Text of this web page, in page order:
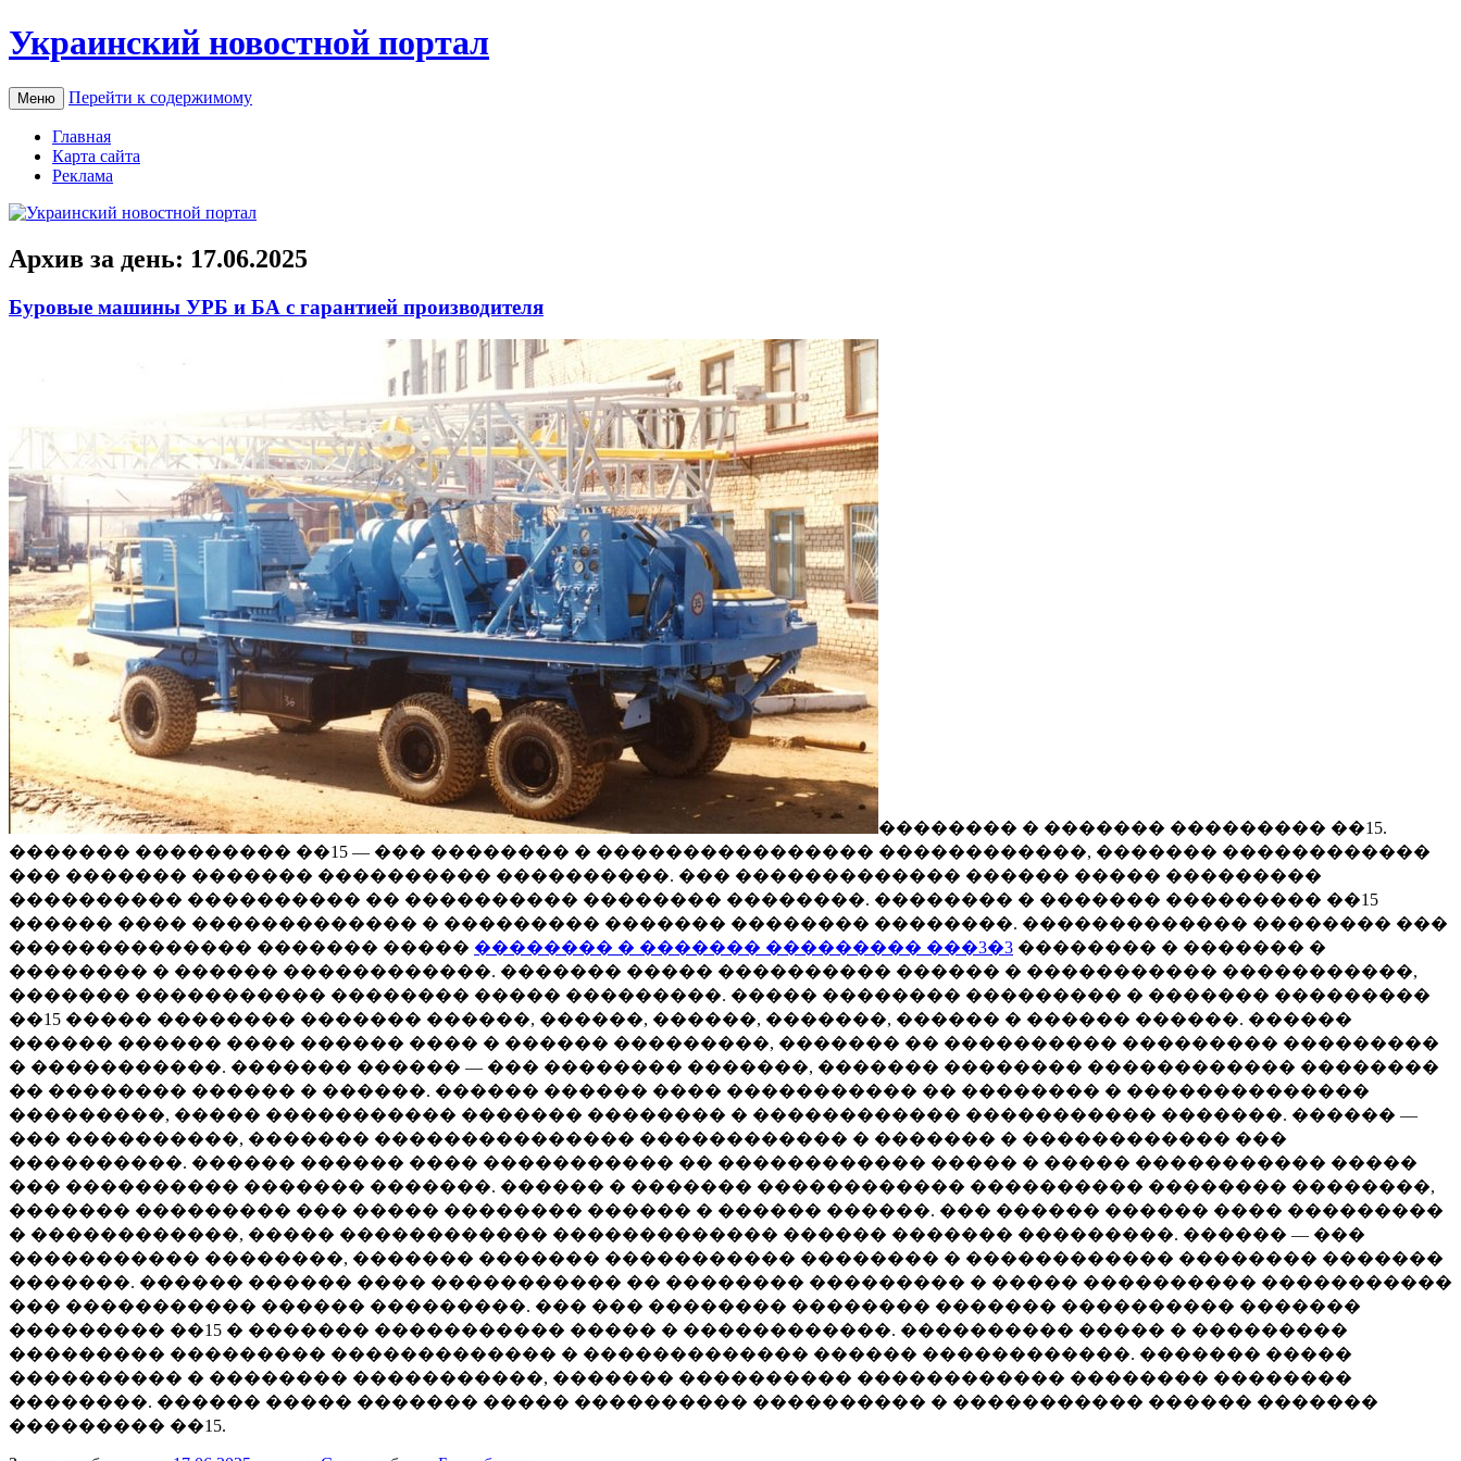
Украинский новостной портал
Меню Перейти к содержимому
Главная
Карта сайта
Реклама
Архив за день: 17.06.2025
Буровые машины УРБ и БА с гарантией производителя
�������� � ������� ��������� ��15.
������� ��������� ��15 — ��� �������� � ���������������� ������������, ������� ������������
��� ������� ������� ���������� ����������. ��� ������������� ������ ����� ���������
���������� ���������� �� ���������� �������� ��������. �������� � ������� ��������� ��15
������ ���� ������������� � ��������� ������� �������� ��������. ������������� �������� ���
�������������� ������� ����� �������� � ������� ��������� ���3�3 �������� � ������� �
�������� � ������ ������������. ������� ����� ���������� ������ � ����������� �����������,
������� ����������� �������� ����� ���������. ����� �������� ��������� � ������� ���������
��15 ����� �������� ������� ������, ������, ������, �������, ������ � ������ ������. ������
������ ������ ���� ������ ���� � ������ ���������, ������� �� ���������� ��������� ���������
� �����������. ������� ������ — ��� �������� �������, ������� �������� ������������ ��������
�� �������� ������ � ������. ������ ������ ���� ����������� �� �������� � ��������������
���������, ����� ����������� ������� �������� � ������������ ����������� �������. ������ —
��� ����������, ������� ��������������� ������������ � ������� � ������������ ���
����������. ������ ������ ���� ����������� �� ������������ ����� � ����� ����������� �����
��� ���������� ������� �������. ������ � ������� ������������ ���������� �������� ��������,
������� ��������� ��� ����� �������� ������ � ������ ������. ��� ������ ������ ���� ���������
� ������������, ����� ������������ ������������� ������ ������� ���������. ������ — ���
����������� ��������, ������� ������� ����������� �������� � ������������ �������� �������
�������. ������ ������ ���� ����������� �� �������� ��������� � ����� ���������� �����������
��� ����������� ������ ���������. ��� ��� �������� �������� ������� ���������� �������
��������� ��15 � ������� ����������� ����� � ������������. ���������� ����� � ���������
��������� ��������� ������������� � ������������� ������ ������������. ������� �����
���������� � �������� �����������, ������� ���������� ������������ �������� ��������
��������. ������ ����� ������� ����� ���������� ���������� � ����������� ������ �������
��������� ��15.